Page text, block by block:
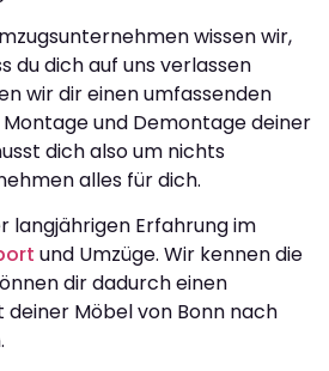
wissen wir,
du dich auf uns verlassen
wir dir einen umfassenden
und Demontage deiner
dich also um nichts
alles für dich.
langjährigen Erfahrung im
und Umzüge. Wir kennen die
dir dadurch einen
Möbel von Bonn nach